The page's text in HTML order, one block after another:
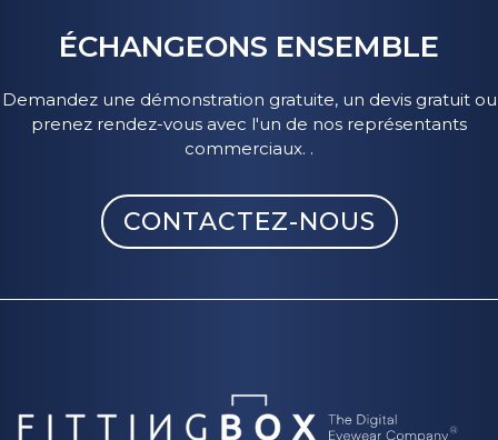
ÉCHANGEONS ENSEMBLE
Demandez une démonstration gratuite, un devis gratuit ou
prenez rendez-vous avec l'un de nos représentants
commerciaux. .
CONTACTEZ-NOUS